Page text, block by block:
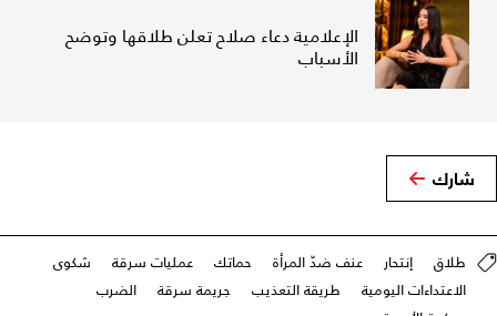
الإعلامية دعاء صلاح تعلن طلاقها وتوضح
الأسباب
شارك
طلاق إنتحار عنف ضدّ المرأة حماتك عمليات سرقة
شكوى
الاعتداءات اليومية
طريقة التعذيب جريمة سرقة
الضرب